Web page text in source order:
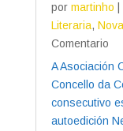
por martinho
Literaria,
Comentario
A Asociación
Concello da
consecutivo
autoedición